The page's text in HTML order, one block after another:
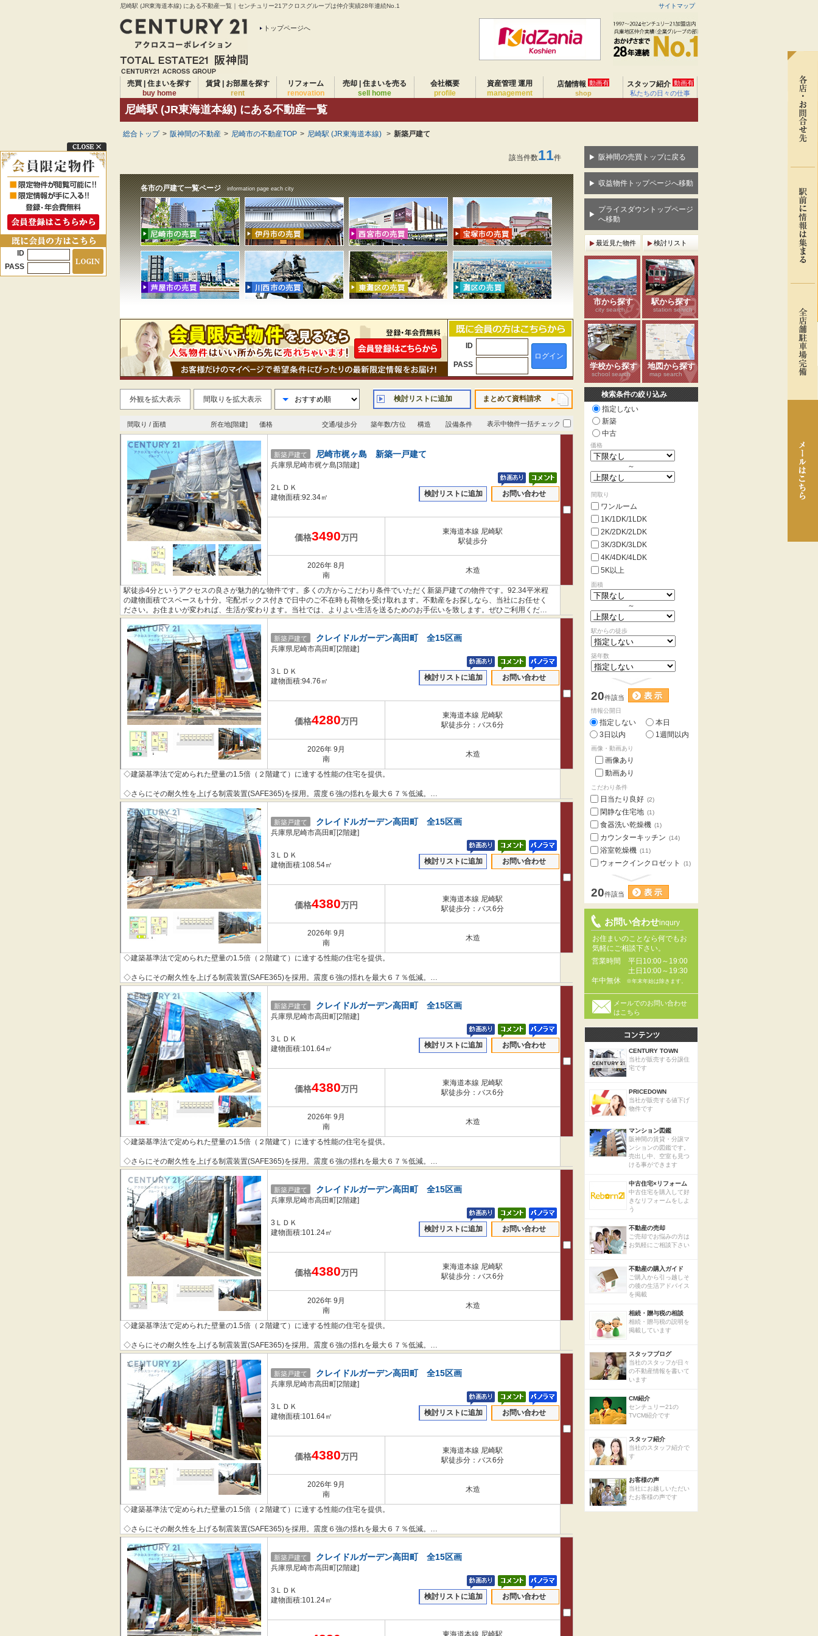
尼崎駅 (JR東海道本線) にある不動産一覧｜センチュリー21アクロスグループは仲介実績28年連続No.1 サイトマップ
トップページへ
売買 | 住まいを探す
buy home
賃貸 | お部屋を探す
rent
リフォーム
renovation
売却 | 住まいを売る
sell home
会社概要
profile
資産管理 運用
management
店舗情報 動画有
shop
スタッフ紹介 動画有
私たちの日々の仕事
尼崎駅 (JR東海道本線) にある不動産一覧
総合トップ > 阪神間の不動産 > 尼崎市の不動産TOP > 尼崎駅 (JR東海道本線) > 新築戸建て
阪神間の売買トップに戻る
収益物件トップページへ移動
プライスダウントップページ
へ移動
最近見た物件 検討リスト
市から探す
city search
駅から探す
station search
学校から探す
school search
地図から探す
map search
検索条件の絞り込み
指定しない
新築
中古
価格
～
間取り
ワンルーム
1K/1DK/1LDK
2K/2DK/2LDK
3K/3DK/3LDK
4K/4DK/4LDK
5K以上
面積
～
駅からの徒歩
築年数
20件該当
情報公開日
指定しない
本日
3日以内
1週間以内
画像・動画あり
画像あり
動画あり
こだわり条件
日当たり良好 (2)
閑静な住宅地 (1)
食器洗い乾燥機 (1)
カウンターキッチン (14)
浴室乾燥機 (11)
ウォークインクロゼット (1)
20件該当
お問い合わせinqury
お住まいのことなら何でもお
気軽にご相談下さい。
営業時間
平日10:00～19:00
土日10:00～19:30
年中無休
※年末年始は除きます。
メールでのお問い合わせ
はこちら
CENTURY TOWN
当社が販売する分譲住
宅です
PRICEDOWN
当社が販売する値下げ
物件です
マンション図鑑
阪神間の賃貸・分譲マ
ンションの図鑑です。
売出し中、空室も見つ
ける事ができます
中古住宅×リフォーム
中古住宅を購入して好
きなリフォームをしよ
う
不動産の売却
ご売却でお悩みの方は
お気軽にご相談下さい
不動産の購入ガイド
ご購入から引っ越しそ
の後の生活アドバイス
を掲載
相続・贈与税の相談
相続・贈与税の説明を
掲載しています
スタッフブログ
当社のスタッフが日々
の不動産情報を書いて
います
CM紹介
センチュリー21の
TVCM紹介です
スタッフ紹介
当社のスタッフ紹介で
す
お客様の声
当社にお越しいただい
たお客様の声です
該当件数11件
各市の戸建て一覧ページ information page each city
ログイン
ID
PASS
外観を拡大表示 間取りを拡大表示 検討リストに追加 まとめて資料請求
間取り / 面積 所在地[階建] 価格 交通/徒歩分 築年数/方位 構造 設備条件 表示中物件一括チェック
新築戸建て 尼崎市梶ヶ島 新築一戸建て
兵庫県尼崎市梶ケ島[3階建]
2ＬＤＫ
建物面積:92.34㎡
検討リストに追加 お問い合わせ
価格3490万円
東海道本線 尼崎駅
駅徒歩分
2026年 8月
南
木造
駅徒歩4分というアクセスの良さが魅力的な物件です。多くの方からこだわり条件でいただく新築戸建ての物件です。92.34平米程
の建物面積でスペースも十分。宅配ボックス付きで日中のご不在時も荷物を受け取れます。不動産をお探しなら、当社にお任せく
ださい。お住まいが変われば、生活が変わります。当社では、よりよい生活を送るためのお手伝いを致します。ぜひご利用くださ
いませ。
新築戸建て クレイドルガーデン高田町 全15区画
兵庫県尼崎市高田町[2階建]
3ＬＤＫ
建物面積:94.76㎡
検討リストに追加 お問い合わせ
価格4280万円
東海道本線 尼崎駅
駅徒歩分：バス6分
2026年 9月
南
木造
◇建築基準法で定められた壁量の1.5倍（２階建て）に達する性能の住宅を提供。
◇さらにその耐久性を上げる制震装置(SAFE365)を採用。震度６強の揺れを最大６７％低減。
◇その制震装置を搭載することで、制震住宅のコストを下げることもできました。
◇地震の揺れに耐える「耐震性能」と揺れを抑えて住宅へのダメージを軽減する「制震性能」を兼ね備えた建売住宅ブランド
「QUIE」 。
◇安心の土台づくり１００％ベタ基礎へのこだわりや構造体を傷めにくい工法を採用し、安心の住まいを提供します。
本掲載の設備写真は同仕様の施工例写真につき本件とは異なります。
新築戸建て クレイドルガーデン高田町 全15区画
兵庫県尼崎市高田町[2階建]
3ＬＤＫ
建物面積:108.54㎡
検討リストに追加 お問い合わせ
価格4380万円
東海道本線 尼崎駅
駅徒歩分：バス6分
2026年 9月
南
木造
◇建築基準法で定められた壁量の1.5倍（２階建て）に達する性能の住宅を提供。
◇さらにその耐久性を上げる制震装置(SAFE365)を採用。震度６強の揺れを最大６７％低減。
◇その制震装置を搭載することで、制震住宅のコストを下げることもできました。
◇地震の揺れに耐える「耐震性能」と揺れを抑えて住宅へのダメージを軽減する「制震性能」を兼ね備えた建売住宅ブランド
「QUIE」 。
◇安心の土台づくり１００％ベタ基礎へのこだわりや構造体を傷めにくい工法を採用し、安心の住まいを提供します。
本掲載の設備写真は同仕様の施工例写真につき本件とは異なります。
新築戸建て クレイドルガーデン高田町 全15区画
兵庫県尼崎市高田町[2階建]
3ＬＤＫ
建物面積:101.64㎡
検討リストに追加 お問い合わせ
価格4380万円
東海道本線 尼崎駅
駅徒歩分：バス6分
2026年 9月
南
木造
◇建築基準法で定められた壁量の1.5倍（２階建て）に達する性能の住宅を提供。
◇さらにその耐久性を上げる制震装置(SAFE365)を採用。震度６強の揺れを最大６７％低減。
◇その制震装置を搭載することで、制震住宅のコストを下げることもできました。
◇地震の揺れに耐える「耐震性能」と揺れを抑えて住宅へのダメージを軽減する「制震性能」を兼ね備えた建売住宅ブランド
「QUIE」 。
◇安心の土台づくり１００％ベタ基礎へのこだわりや構造体を傷めにくい工法を採用し、安心の住まいを提供します。
本掲載の設備写真は同仕様の施工例写真につき本件とは異なります。
新築戸建て クレイドルガーデン高田町 全15区画
兵庫県尼崎市高田町[2階建]
3ＬＤＫ
建物面積:101.24㎡
検討リストに追加 お問い合わせ
価格4380万円
東海道本線 尼崎駅
駅徒歩分：バス6分
2026年 9月
南
木造
◇建築基準法で定められた壁量の1.5倍（２階建て）に達する性能の住宅を提供。
◇さらにその耐久性を上げる制震装置(SAFE365)を採用。震度６強の揺れを最大６７％低減。
◇その制震装置を搭載することで、制震住宅のコストを下げることもできました。
◇地震の揺れに耐える「耐震性能」と揺れを抑えて住宅へのダメージを軽減する「制震性能」を兼ね備えた建売住宅ブランド
「QUIE」 。
◇安心の土台づくり１００％ベタ基礎へのこだわりや構造体を傷めにくい工法を採用し、安心の住まいを提供します。
本掲載の設備写真は同仕様の施工例写真につき本件とは異なります。
新築戸建て クレイドルガーデン高田町 全15区画
兵庫県尼崎市高田町[2階建]
3ＬＤＫ
建物面積:101.64㎡
検討リストに追加 お問い合わせ
価格4380万円
東海道本線 尼崎駅
駅徒歩分：バス6分
2026年 9月
南
木造
◇建築基準法で定められた壁量の1.5倍（２階建て）に達する性能の住宅を提供。
◇さらにその耐久性を上げる制震装置(SAFE365)を採用。震度６強の揺れを最大６７％低減。
◇その制震装置を搭載することで、制震住宅のコストを下げることもできました。
◇地震の揺れに耐える「耐震性能」と揺れを抑えて住宅へのダメージを軽減する「制震性能」を兼ね備えた建売住宅ブランド
「QUIE」 。
◇安心の土台づくり１００％ベタ基礎へのこだわりや構造体を傷めにくい工法を採用し、安心の住まいを提供します。
本掲載の設備写真は同仕様の施工例写真につき本件とは異なります。
新築戸建て クレイドルガーデン高田町 全15区画
兵庫県尼崎市高田町[2階建]
3ＬＤＫ
建物面積:101.24㎡
検討リストに追加 お問い合わせ
東海道本線 尼崎駅
ID
PASS